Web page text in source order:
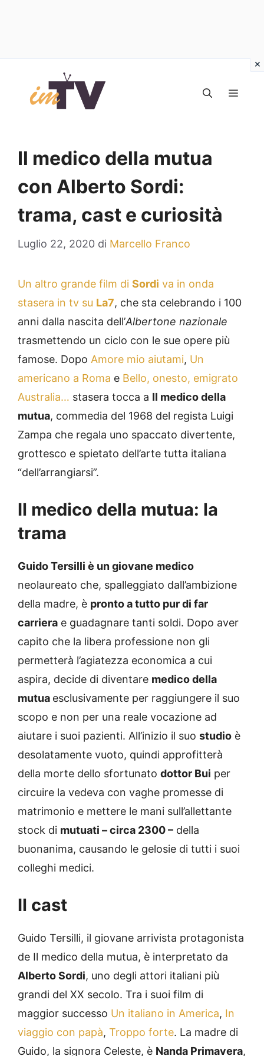
contenuto
Il medico della mutua
con Alberto Sordi:
trama, cast e curiosità
Luglio 22, 2020 di Marcello Franco
Un altro grande film di Sordi va in onda
stasera in tv su La7, che sta celebrando i 100
anni dalla nascita dell’Albertone nazionale
trasmettendo un ciclo con le sue opere più
famose. Dopo Amore mio aiutami, Un
americano a Roma e Bello, onesto, emigrato
Australia… stasera tocca a Il medico della
mutua, commedia del 1968 del regista Luigi
Zampa che regala uno spaccato divertente,
grottesco e spietato dell’arte tutta italiana
“dell’arrangiarsi”.
Il medico della mutua: la
trama
Guido Tersilli è un giovane medico
neolaureato che, spalleggiato dall’ambizione
della madre, è pronto a tutto pur di far
carriera e guadagnare tanti soldi. Dopo aver
capito che la libera professione non gli
permetterà l’agiatezza economica a cui
aspira, decide di diventare medico della
mutua esclusivamente per raggiungere il suo
scopo e non per una reale vocazione ad
aiutare i suoi pazienti. All’inizio il suo studio è
desolatamente vuoto, quindi approfitterà
della morte dello sfortunato dottor Bui per
circuire la vedeva con vaghe promesse di
matrimonio e mettere le mani sull’allettante
stock di mutuati – circa 2300 – della
buonanima, causando le gelosie di tutti i suoi
colleghi medici.
Il cast
Guido Tersilli, il giovane arrivista protagonista
de Il medico della mutua, è interpretato da
Alberto Sordi, uno degli attori italiani più
grandi del XX secolo. Tra i suoi film di
maggior successo Un italiano in America, In
viaggio con papà, Troppo forte. La madre di
Guido, la signora Celeste, è Nanda Primavera,